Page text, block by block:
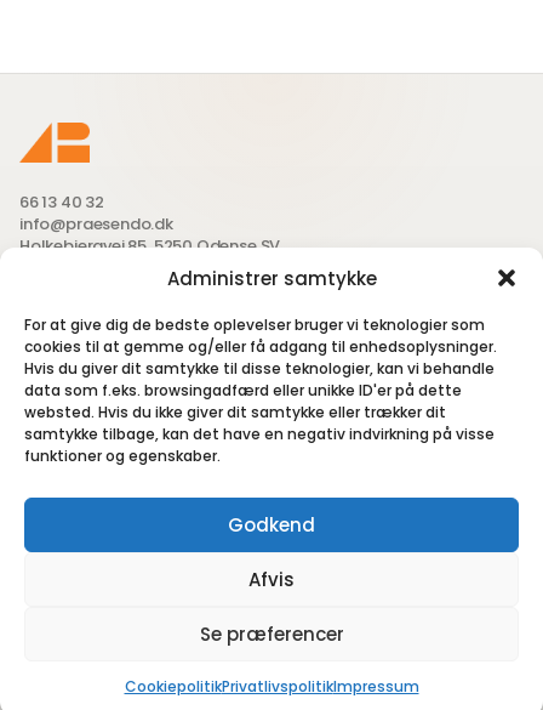
Administrer samtykke
For at give dig de bedste oplevelser bruger vi teknologier som
cookies til at gemme og/eller få adgang til enhedsoplysninger.
Hvis du giver dit samtykke til disse teknologier, kan vi behandle
data som f.eks. browsingadfærd eller unikke ID'er på dette
websted. Hvis du ikke giver dit samtykke eller trækker dit
samtykke tilbage, kan det have en negativ indvirkning på visse
funktioner og egenskaber.
Godkend
Afvis
Se præferencer
CookiepolitikPrivatlivspolitikImpressum
66 13 40 32
info@praesendo.dk
Holkebjergvej 85, 5250 Odense SV
Følg med på SoMe - små glimt fra hverdagen, projekter og
løsninger vi nørder med.
Handelsbetingelser
Copyright © 2026 — Præsendo — CVR: 36 73 71 82